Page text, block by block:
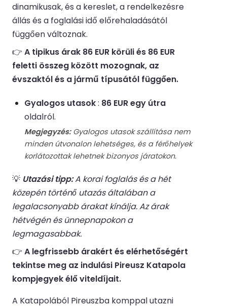
dinamikusak, és a kereslet, a rendelkezésre
állás és a foglalási idő előrehaladásától
függően változnak.
👉 A tipikus árak 86 EUR körüli és 86 EUR
feletti összeg között mozognak, az
évszaktól és a jármű típusától függően.
Gyalogos utasok: 86 EUR egy útra
oldalról.
Megjegyzés:Gyalogos utasok szállítása nem
minden útvonalon lehetséges, és a férőhelyek
korlátozottak lehetnek bizonyos járatokon.
💡 Utazási tipp:A korai foglalás és a hét
közepén történő utazás általában a
legalacsonyabb árakat kínálja. Az árak
hétvégén és ünnepnapokon a
legmagasabbak.
👉 A legfrissebb árakért és elérhetőségért
tekintse meg az indulási Pireusz Katapola
kompjegyek élő viteldíjait.
A Katapolából Pireuszba komppal utazni